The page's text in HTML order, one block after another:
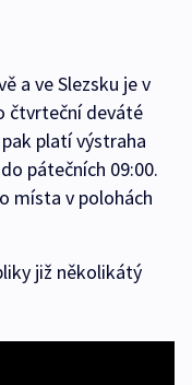
a ve Slezsku je v
čtvrteční deváté
platí výstraha
pátečních 09:00.
místa v polohách
již několikátý